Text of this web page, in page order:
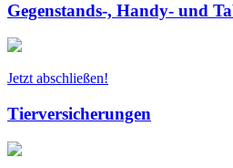
Gegenstands-, Handy- und
Jetzt abschließen!
Tierversicherungen